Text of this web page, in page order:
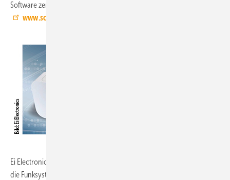
Software zentral verwalten und per App bedienen.
www.schueco.de
Ei Electronics 8.0-F16:
die Funksysteme von Ei Electronics über eine Internetverbindung